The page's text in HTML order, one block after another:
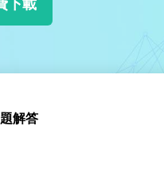
下載
解答